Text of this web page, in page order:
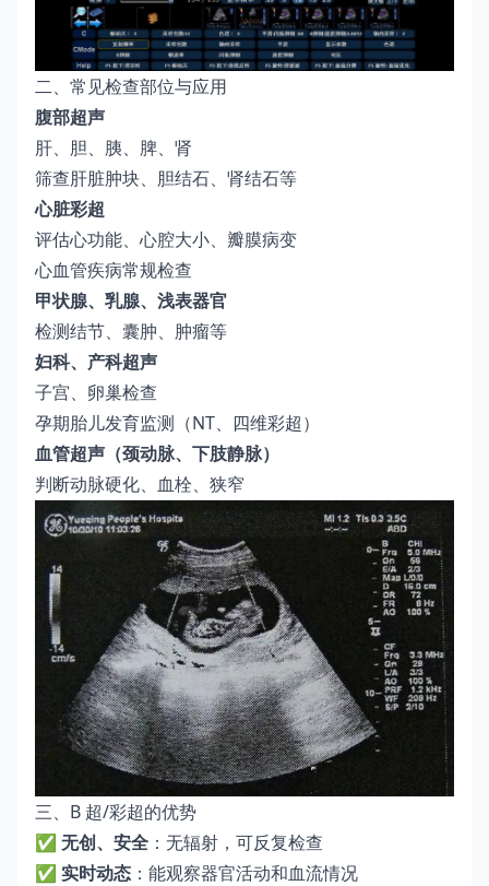
二、常见检查部位与应用
腹部超声
肝、胆、胰、脾、肾
筛查肝脏肿块、胆结石、肾结石等
心脏彩超
评估心功能、心腔大小、瓣膜病变
心血管疾病常规检查
甲状腺、乳腺、浅表器官
检测结节、囊肿、肿瘤等
妇科、产科超声
子宫、卵巢检查
孕期胎儿发育监测（NT、四维彩超）
血管超声（颈动脉、下肢静脉）
判断动脉硬化、血栓、狭窄
三、B 超/彩超的优势
✅ 无创、安全 ：无辐射，可反复检查
✅ 实时动态 ：能观察器官活动和血流情况